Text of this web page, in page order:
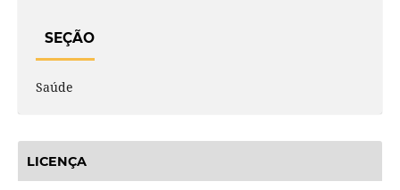
SEÇÃO
Saúde
LICENÇA